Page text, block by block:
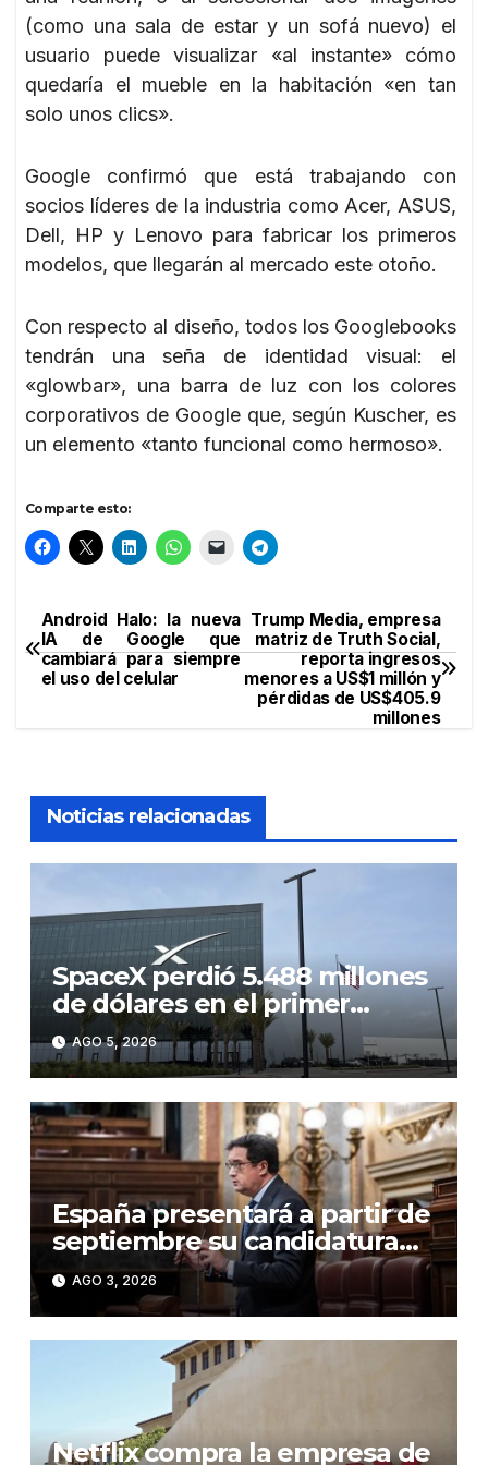
(como una sala de estar y un sofá nuevo) el
usuario puede visualizar «al instante» cómo
quedaría el mueble en la habitación «en tan
solo unos clics».
Google confirmó que está trabajando con
socios líderes de la industria como Acer, ASUS,
Dell, HP y Lenovo para fabricar los primeros
modelos, que llegarán al mercado este otoño.
Con respecto al diseño, todos los Googlebooks
tendrán una seña de identidad visual: el
«glowbar», una barra de luz con los colores
corporativos de Google que, según Kuscher, es
un elemento «tanto funcional como hermoso».
Comparte esto:
Navegación
de
Trump Media, empresa
matriz de Truth Social,
reporta ingresos
menores a US$1 millón y
pérdidas de US$405.9
millones
Android Halo: la nueva
IA de Google que
cambiará para siempre
el uso del celular
Noticias relacionadas
SpaceX perdió 5.488 millones
de dólares en el primer
semestre de 2026, un 257 %
más interanual
AGO 5, 2026
España presentará a partir de
septiembre su candidatura
para albergar una de las
gigafactorías de IA europeas
AGO 3, 2026
Netflix compra la empresa de